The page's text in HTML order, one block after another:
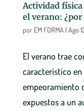
Actividad
el verano: ¿por
por EM FORMA | Ago
El verano trae
característico en
empeoramiento
expuestos a un